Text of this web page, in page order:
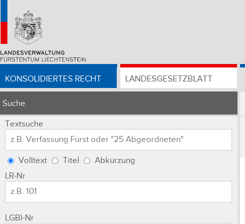
KONSOLIDIERTES RECHT LANDESGESETZBLATT
Suche
Textsuche
Volltext Titel
Abkürzung
LR-Nr
LGBl-Nr